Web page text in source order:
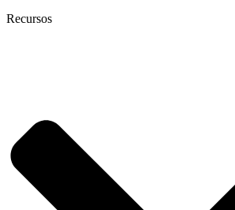
Recursos